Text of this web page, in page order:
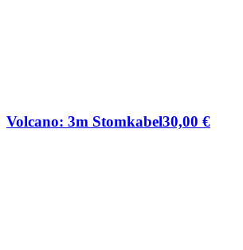
Volcano: 3m Stomkabel30,00 €